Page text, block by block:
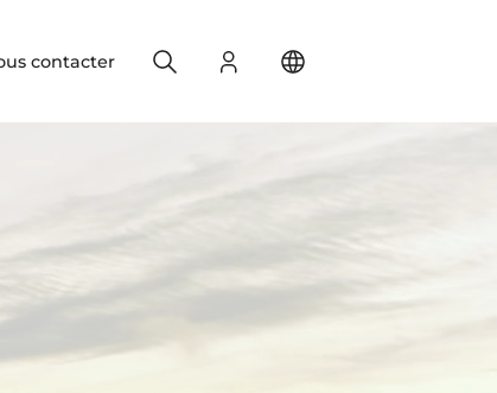
contacter S'identifier
Search